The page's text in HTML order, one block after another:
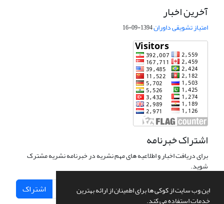
این وب سایت از کوکی ها برای اطمینان از ارائه بهترین
خدمات استفاده می کند.
آخرین اخبار
امتیاز تشویقی داوران1394-09-16
اشتراک خبرنامه
برای دریافت اخبار و اطلاعیه های مهم نشریه در خبرنامه نشریه مشترک
شوید.
اشتراک